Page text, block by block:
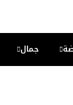
جمال